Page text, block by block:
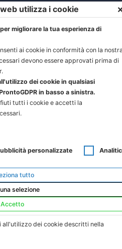
28 - 40139 Bologna
051 545183
APERTURA
e dalle 15:00 alle 20:00
9:00 alle 13:30
15:00 alle 20:00
e dalle 15:00 alle 20:00
utilizza i cookie
migliorare la tua esperienza di
ai cookie in conformità con la
devono essere approvati prima di
dei cookie in qualsiasi
in basso a sinistra.
tutti i cookie e accetti la
personalizzate
tutto
selezione
Accetto
all'utilizzo dei cookie descritti nella